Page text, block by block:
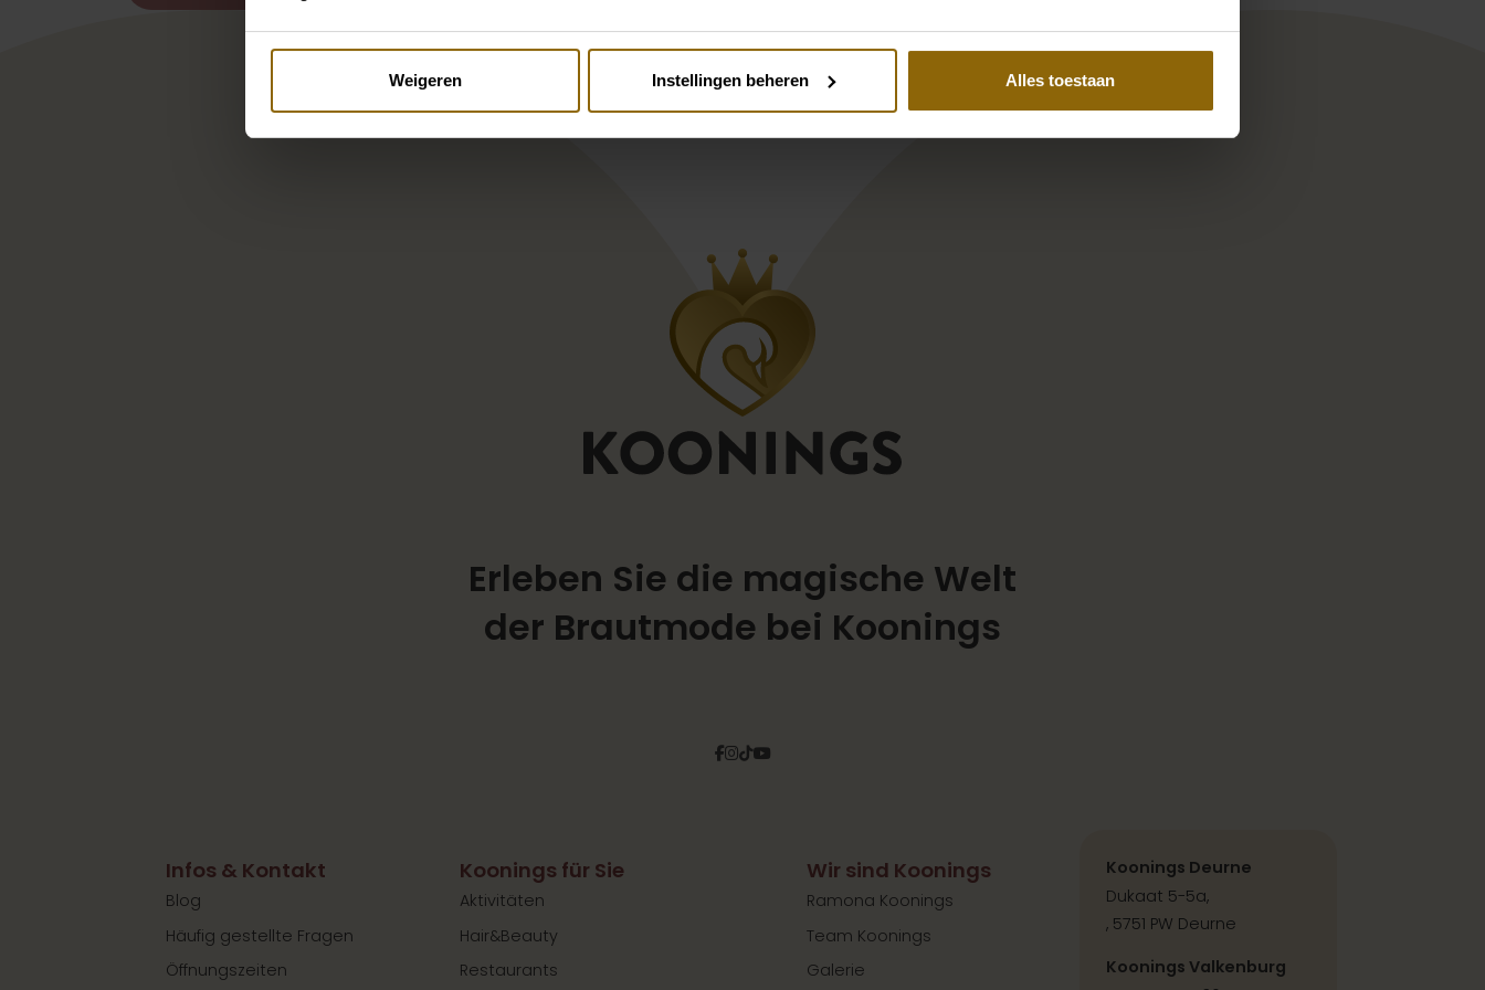
Weigeren Instellingen beheren Alles toestaan
Erleben Sie die magische Welt
der Brautmode bei Koonings
Facebook
Instagram
TiktokPinterest
YouTube
Infos & Kontakt
Blog
Häufig gestellte Fragen
Öffnungszeiten
Koonings für Sie
Aktivitäten
Hair&Beauty
Restaurants
Wir sind Koonings
Ramona Koonings
Team Koonings
Galerie
Koonings Deurne
Dukaat 5-5a,
, 5751 PW Deurne
Koonings Valkenburg